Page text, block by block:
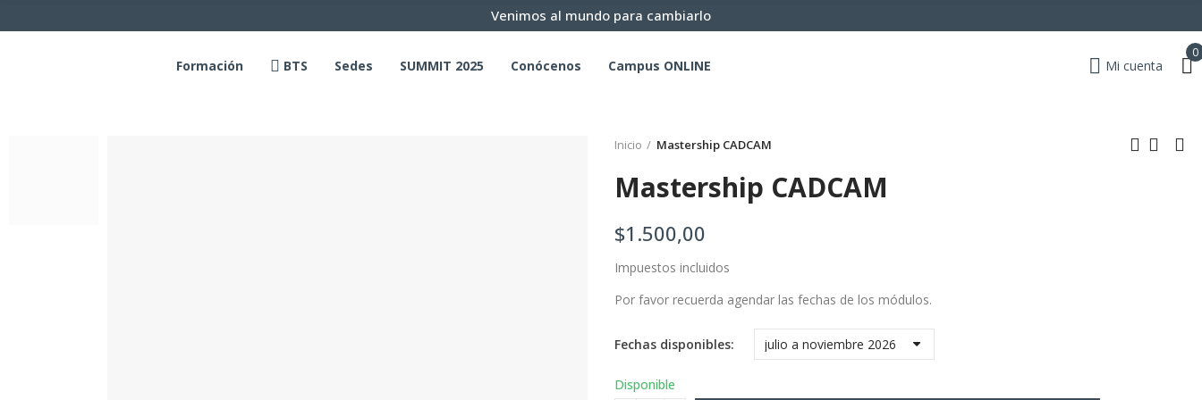
Venimos al mundo para cambiarlo
Formación BTS Sedes SUMMIT 2025 Conócenos Campus ONLINE Mi cuenta
0
Inicio Mastership CADCAM
Mastership CADCAM
$1.500,00
Impuestos incluidos
Por favor recuerda agendar las fechas de los módulos.
Fechas disponibles
Disponible